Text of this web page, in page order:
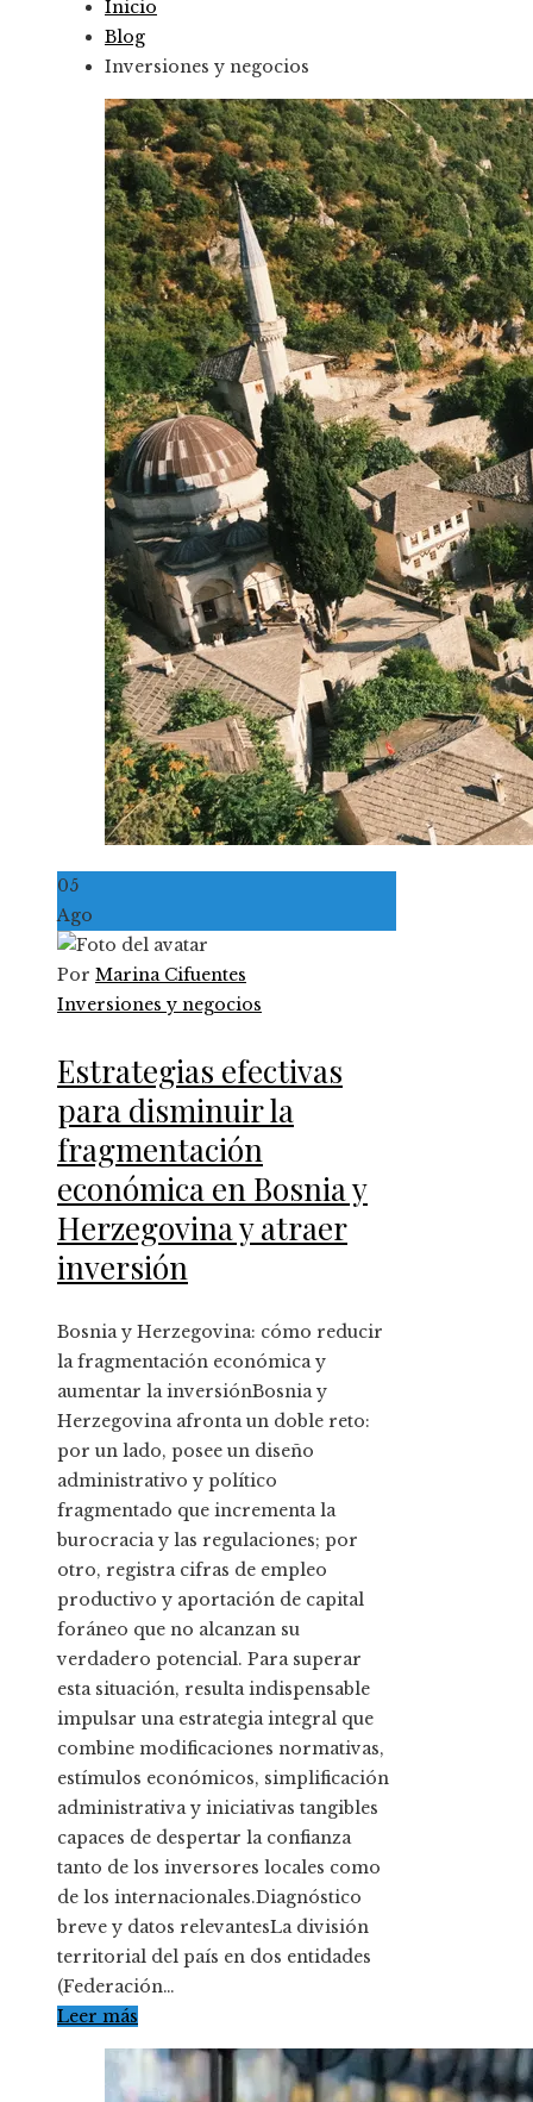
Inicio
Blog
Inversiones y negocios
05
Ago
Por Marina Cifuentes
Inversiones y negocios
Estrategias efectivas
para disminuir la
fragmentación
económica en Bosnia y
Herzegovina y atraer
inversión
Bosnia y Herzegovina: cómo reducir
la fragmentación económica y
aumentar la inversiónBosnia y
Herzegovina afronta un doble reto:
por un lado, posee un diseño
administrativo y político
fragmentado que incrementa la
burocracia y las regulaciones; por
otro, registra cifras de empleo
productivo y aportación de capital
foráneo que no alcanzan su
verdadero potencial. Para superar
esta situación, resulta indispensable
impulsar una estrategia integral que
combine modificaciones normativas,
estímulos económicos, simplificación
administrativa y iniciativas tangibles
capaces de despertar la confianza
tanto de los inversores locales como
de los internacionales.Diagnóstico
breve y datos relevantesLa división
territorial del país en dos entidades
(Federación…
Leer más